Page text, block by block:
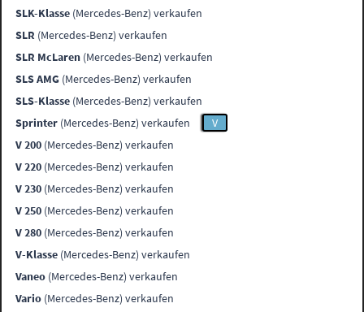
SLK-Klasse (Mercedes-Benz) verkaufen
SLR (Mercedes-Benz) verkaufen
SLR McLaren (Mercedes-Benz) verkaufen
SLS AMG (Mercedes-Benz) verkaufen
SLS-Klasse (Mercedes-Benz) verkaufen
Sprinter (Mercedes-Benz) verkaufen
V
V 200 (Mercedes-Benz) verkaufen
V 220 (Mercedes-Benz) verkaufen
V 230 (Mercedes-Benz) verkaufen
V 250 (Mercedes-Benz) verkaufen
V 280 (Mercedes-Benz) verkaufen
V-Klasse (Mercedes-Benz) verkaufen
Vaneo (Mercedes-Benz) verkaufen
Vario (Mercedes-Benz) verkaufen